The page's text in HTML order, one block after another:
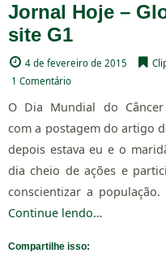
Jornal Hoje –
site G1
4 de fevereiro de 2015
1 Comentário
O Dia Mundial do
com a postagem do artigo
depois estava eu e o
dia cheio de ações e
conscientizar a
Continue lendo…
Compartilhe isso: